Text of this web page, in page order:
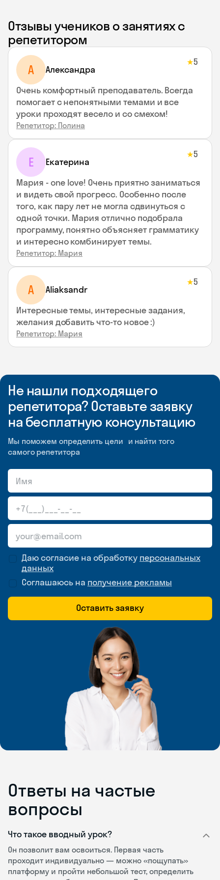
Отзывы учеников о занятиях с
репетитором
A Aлександра
★5
Очень комфортный преподаватель. Всегда
помогает с непонятными темами и все
уроки проходят весело и со смехом!
Репетитор: Полина
Е Екатерина
★5
Мария - one love! Очень приятно заниматься
и видеть свой прогресс. Особенно после
того, как пару лет не могла сдвинуться с
одной точки. Мария отлично подобрала
программу, понятно объясняет грамматику
и интересно комбинирует темы.
Репетитор: Мария
A Aliaksandr
★5
Интересные темы, интересные задания,
желания добавить что-то новое :)
Репетитор: Мария
Не нашли подходящего
репетитора? Оставьте заявку
на бесплатную консультацию
Мы поможем определить цели и найти того
самого репетитора
Даю согласие на обработку персональных
данных
Соглашаюсь на получение рекламы
Оставить заявку
Ответы на частые
вопросы
Что такое вводный урок?
Он позволит вам освоиться. Первая часть
проходит индивидуально — можно «пощупать»
платформу и пройти небольшой тест, определить